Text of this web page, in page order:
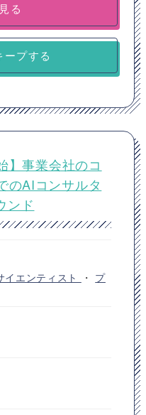
る
ープする
】事業会社のコ
のAIコンサルタ
ンド
イエンティスト ・ プ